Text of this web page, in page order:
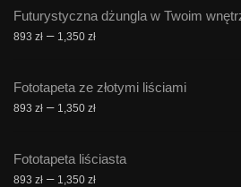
Futurystyczna dżungla w Twoim
893 zł – 1,350 złZakres
893 zł
do
Fototapeta ze złotymi liściami
893 zł – 1,350 złZakres
893 zł
Fototapeta liściasta
893 zł – 1,350 złZakres